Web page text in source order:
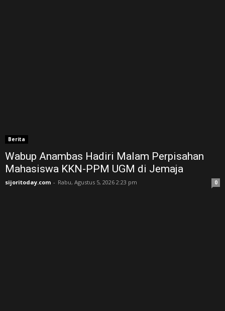
Berita
Wabup Anambas Hadiri Malam Perpisahan
Mahasiswa KKN-PPM UGM di Jemaja ‎
sijoritoday.com - Rabu, Agustus 5, 2026 2:23 pm 0